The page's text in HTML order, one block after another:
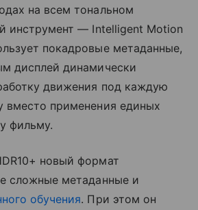
на всем тональном
инструмент — Intelligent Motion
покадровые метаданные,
дисплей динамически
движения под каждую
вместо применения единых
фильму.
новый формат
сложные метаданные и
обучения. При этом он